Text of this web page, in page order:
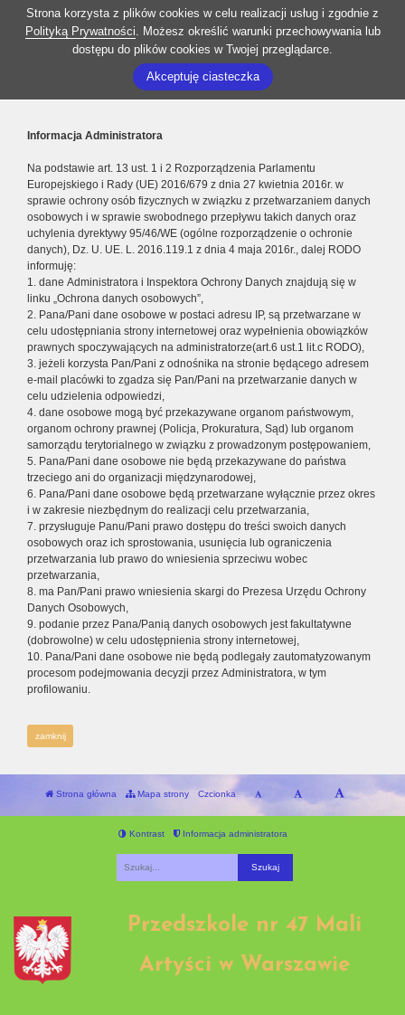
Strona korzysta z plików cookies w celu realizacji usług i zgodnie z
Polityką Prywatności. Możesz określić warunki przechowywania lub
dostępu do plików cookies w Twojej przeglądarce.
Akceptuję ciasteczka
Informacja Administratora
Na podstawie art. 13 ust. 1 i 2 Rozporządzenia Parlamentu
Europejskiego i Rady (UE) 2016/679 z dnia 27 kwietnia 2016r. w
sprawie ochrony osób fizycznych w związku z przetwarzaniem danych
osobowych i w sprawie swobodnego przepływu takich danych oraz
uchylenia dyrektywy 95/46/WE (ogólne rozporządzenie o ochronie
danych), Dz. U. UE. L. 2016.119.1 z dnia 4 maja 2016r., dalej RODO
informuję:
1. dane Administratora i Inspektora Ochrony Danych znajdują się w
linku „Ochrona danych osobowych”,
2. Pana/Pani dane osobowe w postaci adresu IP, są przetwarzane w
celu udostępniania strony internetowej oraz wypełnienia obowiązków
prawnych spoczywających na administratorze(art.6 ust.1 lit.c RODO),
3. jeżeli korzysta Pan/Pani z odnośnika na stronie będącego adresem
e-mail placówki to zgadza się Pan/Pani na przetwarzanie danych w
celu udzielenia odpowiedzi,
4. dane osobowe mogą być przekazywane organom państwowym,
organom ochrony prawnej (Policja, Prokuratura, Sąd) lub organom
samorządu terytorialnego w związku z prowadzonym postępowaniem,
5. Pana/Pani dane osobowe nie będą przekazywane do państwa
trzeciego ani do organizacji międzynarodowej,
6. Pana/Pani dane osobowe będą przetwarzane wyłącznie przez okres
i w zakresie niezbędnym do realizacji celu przetwarzania,
7. przysługuje Panu/Pani prawo dostępu do treści swoich danych
osobowych oraz ich sprostowania, usunięcia lub ograniczenia
przetwarzania lub prawo do wniesienia sprzeciwu wobec
przetwarzania,
8. ma Pan/Pani prawo wniesienia skargi do Prezesa Urzędu Ochrony
Danych Osobowych,
9. podanie przez Pana/Panią danych osobowych jest fakultatywne
(dobrowolne) w celu udostępnienia strony internetowej,
10. Pana/Pani dane osobowe nie będą podlegały zautomatyzowanym
procesom podejmowania decyzji przez Administratora, w tym
profilowaniu.
zamknij
Strona główna Mapa strony Czcionka
Kontrast Informacja administratora
Przedszkole nr 47 Mali
Artyści w Warszawie